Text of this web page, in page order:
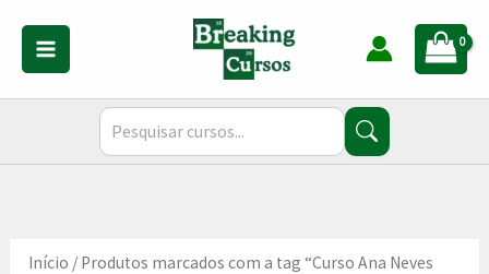
conteúdo
Início / Produtos marcados com a tag “Curso Ana Neves